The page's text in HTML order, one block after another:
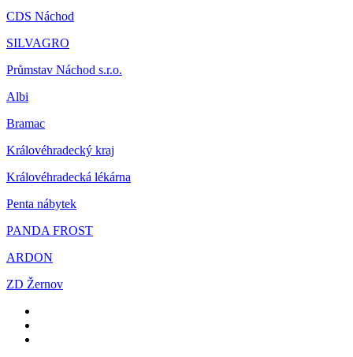
CDS Náchod
SILVAGRO
Průmstav Náchod s.r.o.
Albi
Bramac
Královéhradecký kraj
Královéhradecká lékárna
Penta nábytek
PANDA FROST
ARDON
ZD Žernov